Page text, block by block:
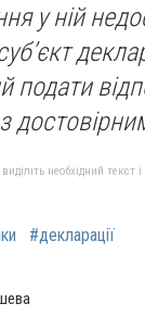
у ній
подати
необхідний текст
#декларації